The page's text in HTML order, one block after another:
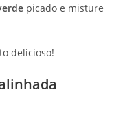
picado e misture
delicioso!